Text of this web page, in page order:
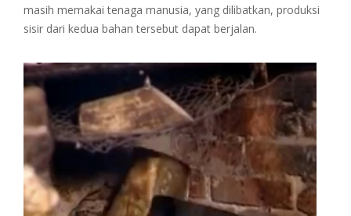
masih memakai tenaga manusia, yang dilibatkan, produksi
sisir dari kedua bahan tersebut dapat berjalan.